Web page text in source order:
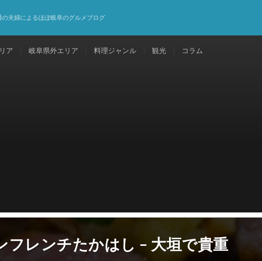
夫婦によるほぼ岐阜のグルメブログ
ア 岐阜県外エリア 料理ジャンル 観光 コラム
フレンチたかはし – 大垣で貴重